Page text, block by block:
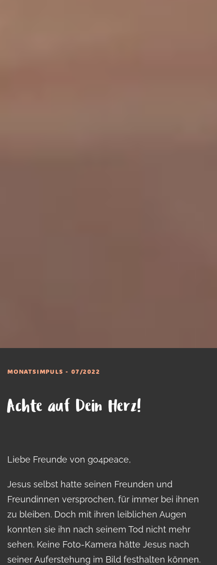
MONATSIMPULS - 07/2022
Achte auf Dein Herz!
Liebe Freunde von go4peace,
Jesus selbst hatte seinen Freunden und
Freundinnen versprochen, für immer bei ihnen
zu bleiben. Doch mit ihren leiblichen Augen
konnten sie ihn nach seinem Tod nicht mehr
sehen. Keine Foto-Kamera hätte Jesus nach
seiner Auferstehung im Bild festhalten können.